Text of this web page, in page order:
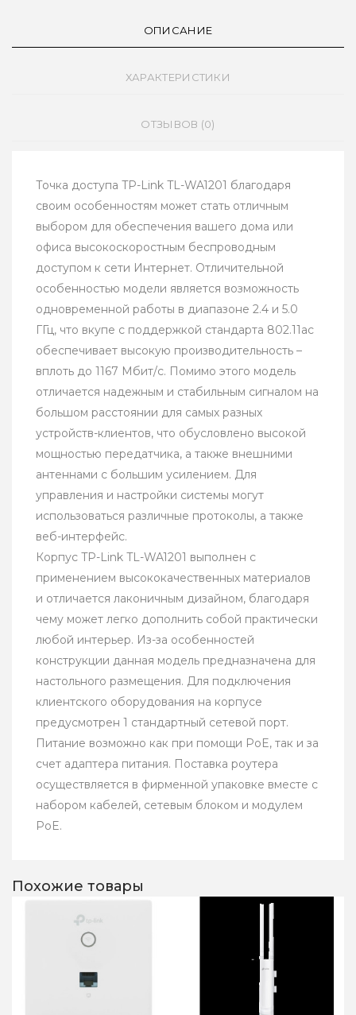
ОПИСАНИЕ
ХАРАКТЕРИСТИКИ
ОТЗЫВОВ (0)
Точка доступа TP-Link TL-WA1201 благодаря
своим особенностям может стать отличным
выбором для обеспечения вашего дома или
офиса высокоскоростным беспроводным
доступом к сети Интернет. Отличительной
особенностью модели является возможность
одновременной работы в диапазоне 2.4 и 5.0
ГГц, что вкупе с поддержкой стандарта 802.11ac
обеспечивает высокую производительность –
вплоть до 1167 Мбит/с. Помимо этого модель
отличается надежным и стабильным сигналом на
большом расстоянии для самых разных
устройств-клиентов, что обусловлено высокой
мощностью передатчика, а также внешними
антеннами с большим усилением. Для
управления и настройки системы могут
использоваться различные протоколы, а также
веб-интерфейс.
Корпус TP-Link TL-WA1201 выполнен с
применением высококачественных материалов
и отличается лаконичным дизайном, благодаря
чему может легко дополнить собой практически
любой интерьер. Из-за особенностей
конструкции данная модель предназначена для
настольного размещения. Для подключения
клиентского оборудования на корпусе
предусмотрен 1 стандартный сетевой порт.
Питание возможно как при помощи PoE, так и за
счет адаптера питания. Поставка роутера
осуществляется в фирменной упаковке вместе с
набором кабелей, сетевым блоком и модулем
PoE.
Похожие товары